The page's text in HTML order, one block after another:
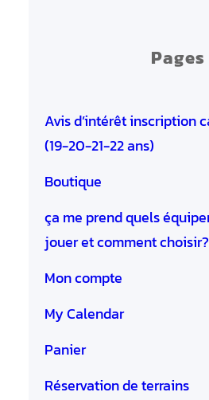
Pages
Avis d’intérêt inscription
(19-20-21-22 ans)
Boutique
ça me prend quels
jouer et comment choisir?
Mon compte
My Calendar
Panier
Réservation de terrains